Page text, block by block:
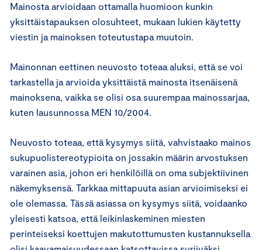
Mainosta arvioidaan ottamalla huomioon kunkin
yksittäistapauksen olosuhteet, mukaan lukien käytetty
viestin ja mainoksen toteutustapa muutoin.
Mainonnan eettinen neuvosto toteaa aluksi, että se voi
tarkastella ja arvioida yksittäistä mainosta itsenäisenä
mainoksena, vaikka se olisi osa suurempaa mainossarjaa,
kuten lausunnossa MEN 10/2004.
Neuvosto toteaa, että kysymys siitä, vahvistaako mainos
sukupuolistereotypioita on jossakin määrin arvostuksen
varainen asia, johon eri henkilöillä on oma subjektiivinen
näkemyksensä. Tarkkaa mittapuuta asian arvioimiseksi ei
ole olemassa. Tässä asiassa on kysymys siitä, voidaanko
yleisesti katsoa, että leikinlaskeminen miesten
perinteiseksi koettujen makutottumusten kustannuksella